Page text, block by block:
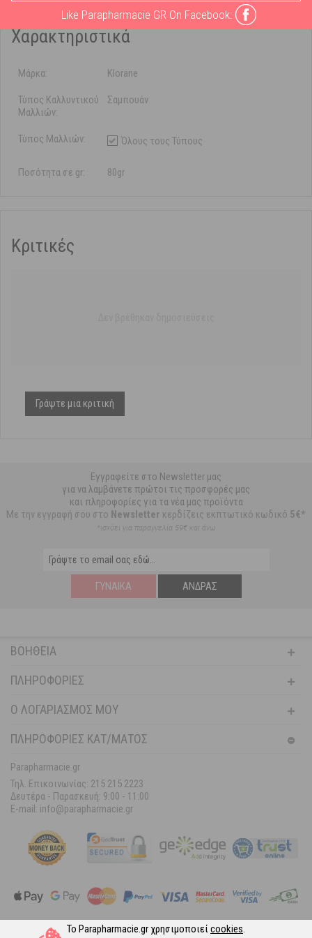
Το Parapharmacie.gr χρησιμοποιείcookies.
Χαρακτηριστικά
Μάρκα: Klorane
Τύπος Καλλυντικού
Μαλλιών:
Σαμπουάν
Τύπος Μαλλιών: Όλους τους Τύπους
Ποσότητα σε gr: 80gr
Κριτικές
Γράψτε μια κριτική
Εγγραφείτε στο Newsletter μας
για να λαμβάνετε πρώτοι τις προσφορές μας
και πληροφορίες για τα νέα μας προϊόντα
Με την εγγραφή σου στο Newsletter κερδίζεις εκπτωτικό κωδικό 5€*
*ισχύει για παραγγελία 59€ και άνω
ΓΥΝΑΊΚΑ ΆΝΔΡΑΣ
ΒΟΉΘΕΙΑ
ΠΛΗΡΟΦΟΡΊΕΣ
Ο ΛΟΓΑΡΙΑΣΜΌΣ ΜΟΥ
ΠΛΗΡΟΦΟΡΙΕΣ ΚΑΤ/ΜΑΤΟΣ
Parapharmacie.gr
Τηλ. Επικοινωνίας: 215 215 2223
Δευτέρα - Παρασκευή: 9:00 - 11:00
E-mail: info@parapharmacie.gr
Ακολουθήστε μας στα Social Media
Like Parapharmacie GR On Facebook: